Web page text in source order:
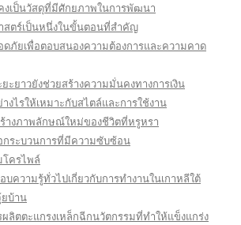
งเป็นวัสดุที่มีศักยภาพในการพัฒนา
สตร์เป็นหนึ่งในขั้นตอนที่สำคัญ
ภัยเพื่อตอบสนองความต้องการและความคาด
ะยาวยังช่วยสร้างความมั่นคงทางการเงิน
งไรให้เหมาะกับสไตล์และการใช้งาน
างภาพลักษณ์ใหม่ของชีวิตที่หรูหรา
กระบวนการที่มีความซับซ้อน
ครไพล์
บความรู้ทั่วไปเกี่ยวกับการทำงานในเกาหลีใต้
ยบ้าน
ลิตตะแกรงเหล็กฉีกนวัตกรรมที่ทำให้แข็งแกร่ง